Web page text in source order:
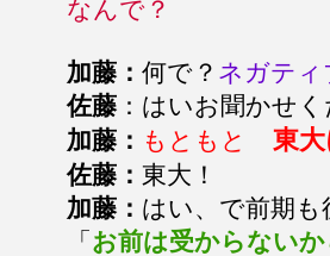
なんで？
加藤： 何で？ ネガテ
佐藤 ：はいお聞かせ
加藤： もともと 東大
佐藤： 東大！
加藤： はい、で前期
「 お前は受からない